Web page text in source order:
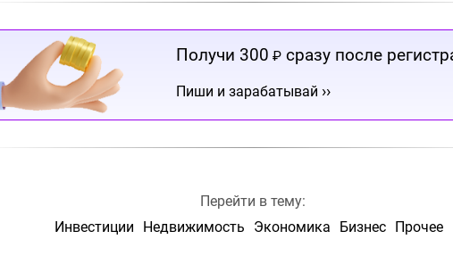
Получи 300 ₽ сразу после
Пиши и зарабатывай ››
Перейти в тему:
Инвестиции
Недвижимость Экономика Бизнес Прочее